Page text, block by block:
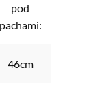
pod
pachami:
46cm